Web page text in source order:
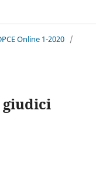
Online 1-2020 /
giudici